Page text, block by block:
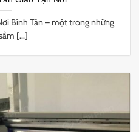
Bình Tân – một trong những
[...]